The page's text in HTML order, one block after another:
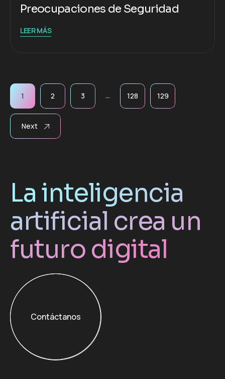
Preocupaciones de Seguridad
LEER MÁS
1 2 3 … 128 129
Next
La inteligencia
artificial crea un
futuro digital
Contáctanos
Contáctanos